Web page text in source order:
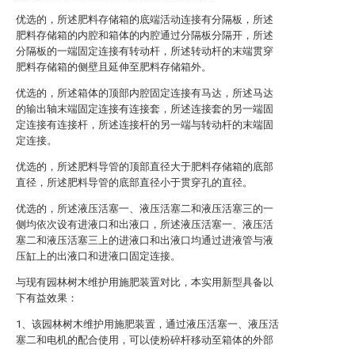
优选的，所述肥料存储箱的底端活动连接有分隔板，所述
肥料存储箱的内腔和箱体的内腔通过分隔板分隔开，所述
分隔板的一端固定连接有转动杆，所述转动杆的末端贯穿
肥料存储箱的侧壁且延伸至肥料存储箱外。
优选的，所述箱体的顶部内腔固定连接有马达，所述马达
的输出轴末端固定连接有连接套，所述连接套的另一端固
定连接有连接杆，所述连接杆的另一端与转动杆的末端固
定连接。
优选的，所述肥料导管的顶部直径大于肥料存储箱的底部
直径，所述肥料导管的底部直径小于贯穿孔的直径。
优选的，所述液压活塞一、液压活塞二和液压活塞三的一
侧均依次设有进液口和出液口，所述液压活塞一、液压活
塞二和液压活塞三上的进液口和出液口均通过进液管与液
压缸上的出液口和进液口固定连接。
与现有园林树木维护用施肥装置对比，本实用新型具备以
下有益效果：
1、该园林树木维护用施肥装置，通过液压活塞一、液压活
塞二和电机的配合使用，可以使粉碎杆移动至箱体的外部